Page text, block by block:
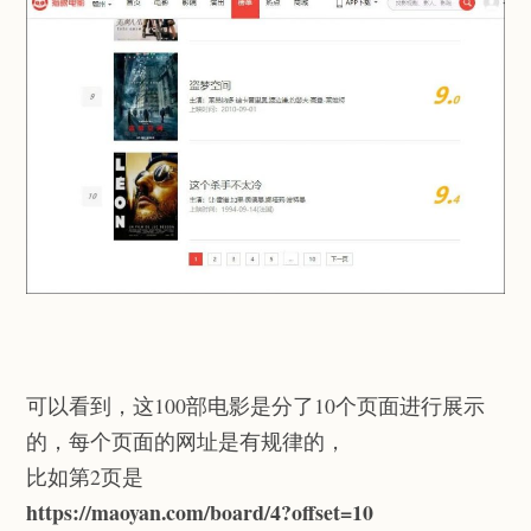
可以看到，这100部电影是分了10个页面进行展示
的，每个页面的网址是有规律的，
比如第2页是
https://maoyan.com/board/4?offset=10